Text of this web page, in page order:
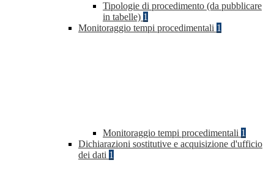
Tipologie di procedimento (da pubblicare
in tabelle) 1
Monitoraggio tempi procedimentali 1
Monitoraggio tempi procedimentali 1
Dichiarazioni sostitutive e acquisizione d'ufficio
dei dati 1